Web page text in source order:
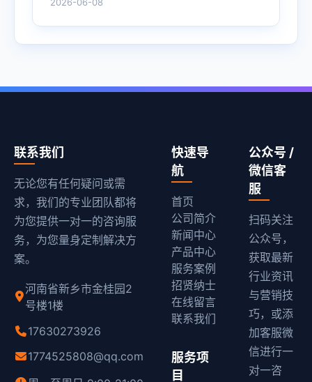
联系我们
无论您有任何疑问或需
求，我们的专业团队都将
为您提供一对一的咨询服
务，为您量身定制解决方
案。
河南省新乡市金桂园2
号楼1楼
17630273926
1774525808@qq.com
快速导
航
首页
公司简介
新闻中心
产品中心
服务案例
招贤纳士
在线留言
联系我们
服务项
目
公众号 /
微信客
服
扫码关注
公众号，
获取最新
行业资讯
与营销技
巧，或添
加客服微
信进行一
对一咨